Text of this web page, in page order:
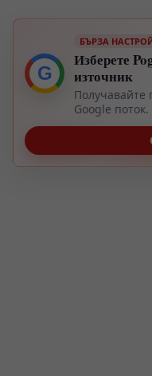
G
БЪРЗА
Изберете
източник
Google поток.